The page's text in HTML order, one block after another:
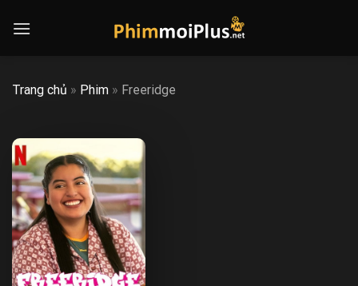
Trang chủ » Phim » Freeridge